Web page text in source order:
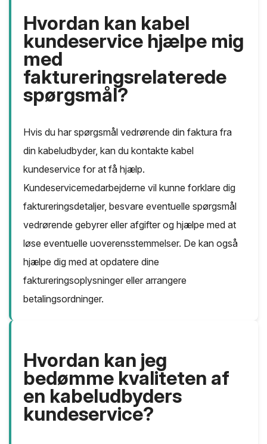
Hvordan kan kabel
kundeservice hjælpe mig
med
faktureringsrelaterede
spørgsmål?
Hvis du har spørgsmål vedrørende din faktura fra
din kabeludbyder, kan du kontakte kabel
kundeservice for at få hjælp.
Kundeservicemedarbejderne vil kunne forklare dig
faktureringsdetaljer, besvare eventuelle spørgsmål
vedrørende gebyrer eller afgifter og hjælpe med at
løse eventuelle uoverensstemmelser. De kan også
hjælpe dig med at opdatere dine
faktureringsoplysninger eller arrangere
betalingsordninger.
Hvordan kan jeg
bedømme kvaliteten af
en kabeludbyders
kundeservice?